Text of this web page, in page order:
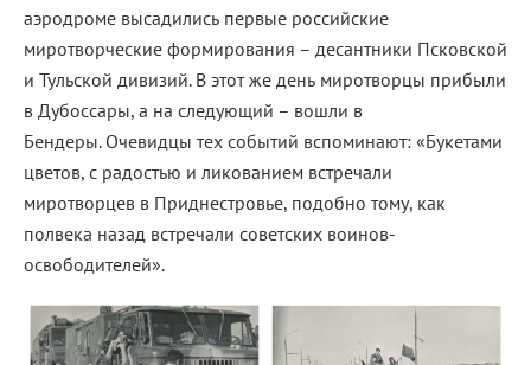
аэродроме высадились первые российские
миротворческие формирования – десантники Псковской
и Тульской дивизий. В этот же день миротворцы прибыли
в Дубоссары, а на следующий – вошли в
Бендеры. Очевидцы тех событий вспоминают: «Букетами
цветов, с радостью и ликованием встречали
миротворцев в Приднестровье, подобно тому, как
полвека назад встречали советских воинов-
освободителей».